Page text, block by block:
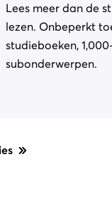
Lees meer dan de
lezen. Onbeperkt
studieboeken,
subonderwerpen.